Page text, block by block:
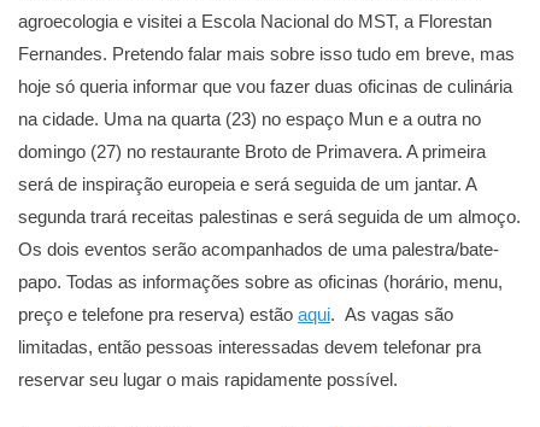
agroecologia e visitei a Escola Nacional do MST, a Florestan
Fernandes. Pretendo falar mais sobre isso tudo em breve, mas
hoje só queria informar que vou fazer duas oficinas de culinária
na cidade. Uma na quarta (23) no espaço Mun e a outra no
domingo (27) no restaurante Broto de Primavera. A primeira
será de inspiração europeia e será seguida de um jantar. A
segunda trará receitas palestinas e será seguida de um almoço.
Os dois eventos serão acompanhados de uma palestra/bate-
papo. Todas as informações sobre as oficinas (horário, menu,
preço e telefone pra reserva) estão aqui. As vagas são
limitadas, então pessoas interessadas devem telefonar pra
reservar seu lugar o mais rapidamente possível.